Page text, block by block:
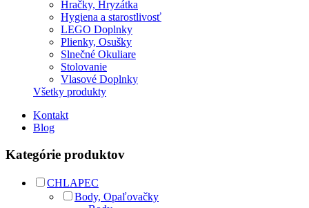
Hračky, Hryzátka
Hygiena a starostlivosť
LEGO Doplnky
Plienky, Osušky
Slnečné Okuliare
Stolovanie
Vlasové Doplnky
Všetky produkty
Kontakt
Blog
Kategórie produktov
CHLAPEC
Body, Opaľovačky